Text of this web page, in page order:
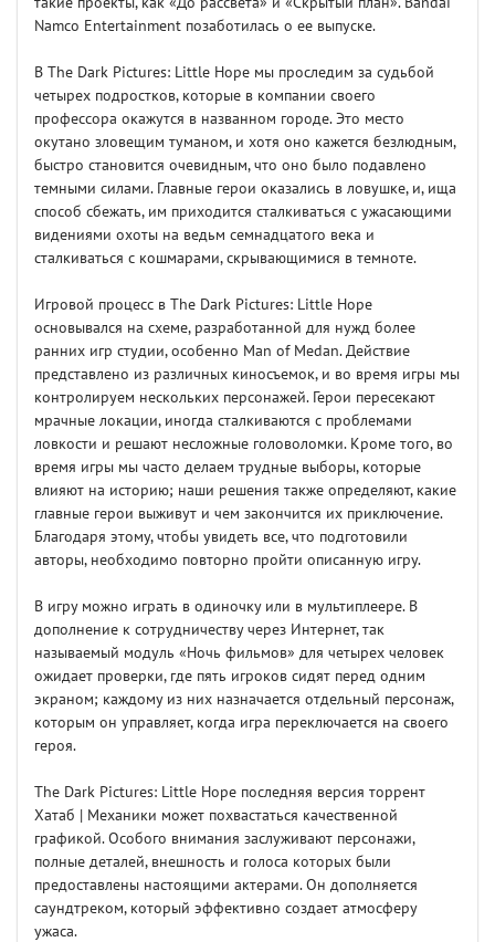
Namco Entertainment позаботилась о ее выпуске.
В The Dark Pictures: Little Hope мы проследим за судьбой
четырех подростков, которые в компании своего
профессора окажутся в названном городе. Это место
окутано зловещим туманом, и хотя оно кажется безлюдным,
быстро становится очевидным, что оно было подавлено
темными силами. Главные герои оказались в ловушке, и, ища
способ сбежать, им приходится сталкиваться с ужасающими
видениями охоты на ведьм семнадцатого века и
сталкиваться с кошмарами, скрывающимися в темноте.
Игровой процесс в The Dark Pictures: Little Hope
основывался на схеме, разработанной для нужд более
ранних игр студии, особенно Man of Medan. Действие
представлено из различных киносъемок, и во время игры мы
контролируем нескольких персонажей. Герои пересекают
мрачные локации, иногда сталкиваются с проблемами
ловкости и решают несложные головоломки. Кроме того, во
время игры мы часто делаем трудные выборы, которые
влияют на историю; наши решения также определяют, какие
главные герои выживут и чем закончится их приключение.
Благодаря этому, чтобы увидеть все, что подготовили
авторы, необходимо повторно пройти описанную игру.
В игру можно играть в одиночку или в мультиплеере. В
дополнение к сотрудничеству через Интернет, так
называемый модуль «Ночь фильмов» для четырех человек
ожидает проверки, где пять игроков сидят перед одним
экраном; каждому из них назначается отдельный персонаж,
которым он управляет, когда игра переключается на своего
героя.
The Dark Pictures: Little Hope последняя версия торрент
Хатаб | Механики может похвастаться качественной
графикой. Особого внимания заслуживают персонажи,
полные деталей, внешность и голоса которых были
предоставлены настоящими актерами. Он дополняется
саундтреком, который эффективно создает атмосферу
ужаса.